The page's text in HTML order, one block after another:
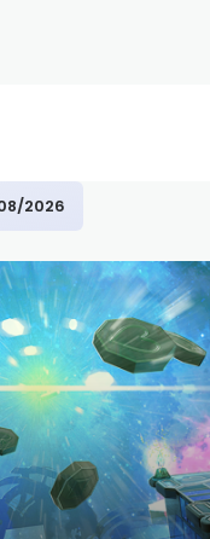
2026